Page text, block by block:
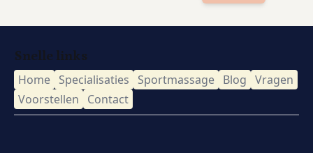
Snelle links
Home Specialisaties Sportmassage Blog Vragen
Voorstellen
Contact